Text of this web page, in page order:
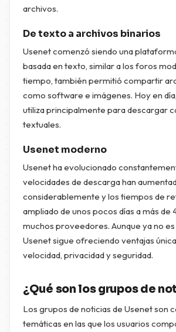
archivos.
De texto a archivos binarios
Usenet comenzó siendo una
basada en texto, similar a los foros
tiempo, también permitió compartir
como software e imágenes. Hoy en
utiliza principalmente para descargar
textuales.
Usenet moderno
Usenet ha evolucionado
velocidades de descarga han
considerablemente y los tiempos de
ampliado de unos pocos días a más de
muchos proveedores. Aunque ya no
Usenet sigue ofreciendo ventajas
velocidad, privacidad y seguridad.
¿Qué son los grupos de
Los grupos de noticias de Usenet son
temáticas en las que los usuarios